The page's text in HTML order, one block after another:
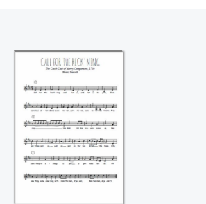
Call for the
reckoning (Henry
Purcell)